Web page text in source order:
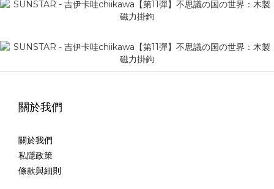
關於我們
關於我們
私隱政策
條款與細則